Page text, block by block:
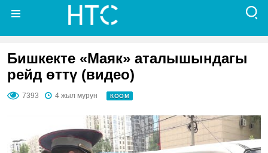
Бишкекте «Маяк» аталышындагы
рейд өттү (видео)
7393 4 жыл мурун КООМ